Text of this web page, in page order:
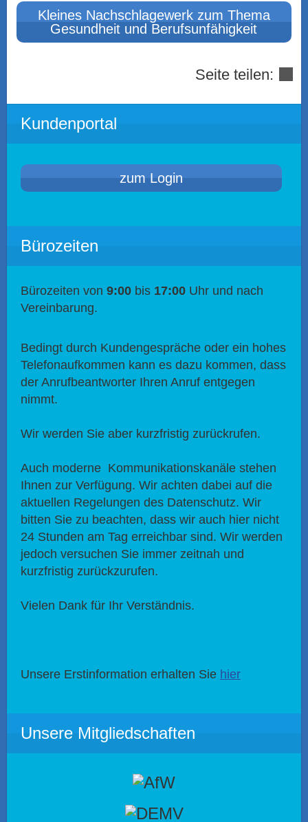
Kleines Nachschlagewerk zum Thema
Gesundheit und Berufs­unfähig­keit
Seite teilen:
Kundenportal
zum Login
Bürozeiten
Bürozeiten von 9:00 bis 17:00 Uhr und nach
Vereinbarung.
Bedingt durch Kundengespräche oder ein hohes
Telefonaufkommen kann es dazu kommen, dass
der Anrufbeantworter Ihren Anruf entgegen
nimmt.
Wir werden Sie aber kurzfristig zurückrufen.
Auch moderne Kommunikationskanäle stehen
Ihnen zur Verfügung. Wir achten dabei auf die
aktuellen Regelungen des Datenschutz. Wir
bitten Sie zu beachten, dass wir auch hier nicht
24 Stunden am Tag erreichbar sind. Wir werden
jedoch versuchen Sie immer zeitnah und
kurzfristig zurückzurufen.
Vielen Dank für Ihr Verständnis.
Unsere Erstinformation erhalten Sie hier
Unsere Mitgliedschaften